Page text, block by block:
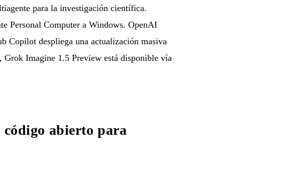
para la investigación científica.
Personal Computer a Windows. OpenAI
Copilot despliega una actualización masiva
Imagine 1.5 Preview está disponible vía
abierto para